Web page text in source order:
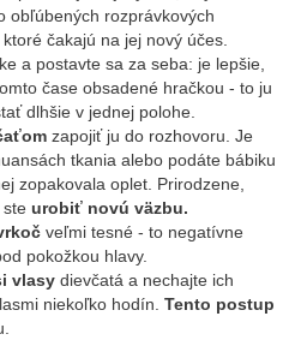
obľúbených rozprávkových
čakajú na jej nový účes.
a postavte sa za seba: je lepšie,
čase obsadené hračkou - to ju
dlhšie v jednej polohe.
zapojiť ju do rozhovoru. Je
tkania alebo podáte bábiku
zopakovala oplet. Prirodzene,
ste urobiť novú väzbu.
veľmi tesné - to negatívne
pokožkou hlavy.
vlasydievčatá a nechajte ich
niekoľko hodín. Tento postup